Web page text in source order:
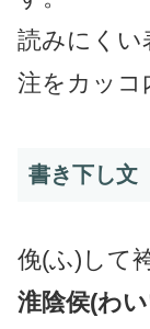
読みにくい
注をカッコ
書き下し文
俛(ふ)して
淮陰侯(わ